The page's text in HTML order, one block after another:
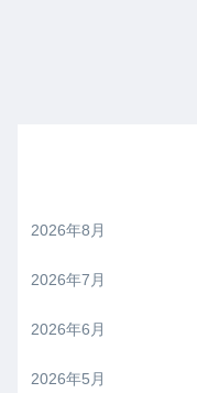
2026年8月
2026年7月
2026年6月
2026年5月